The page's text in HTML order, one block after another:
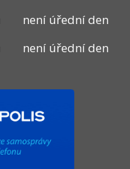
není úřední den
není úřední den